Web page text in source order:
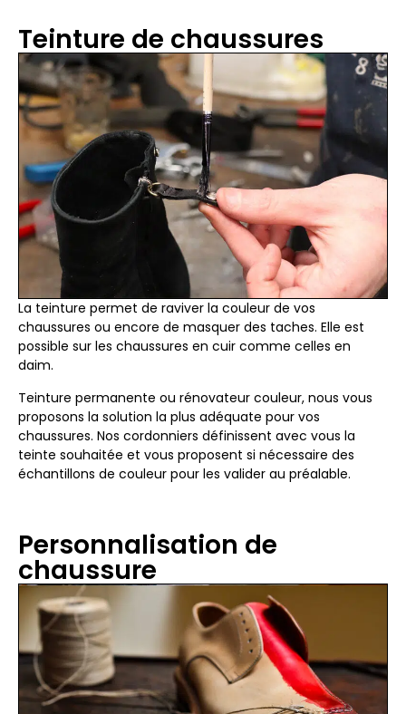
Teinture de chaussures
La teinture permet de raviver la couleur de vos
chaussures ou encore de masquer des taches. Elle est
possible sur les chaussures en cuir comme celles en
daim.
Teinture permanente ou rénovateur couleur, nous vous
proposons la solution la plus adéquate pour vos
chaussures. Nos cordonniers définissent avec vous la
teinte souhaitée et vous proposent si nécessaire des
échantillons de couleur pour les valider au préalable.
Personnalisation de
chaussure